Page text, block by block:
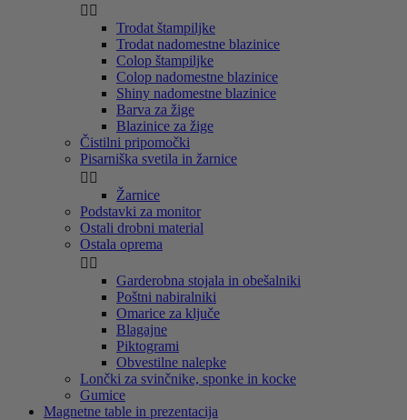
 
Trodat štampiljke
Trodat nadomestne blazinice
Colop štampiljke
Colop nadomestne blazinice
Shiny nadomestne blazinice
Barva za žige
Blazinice za žige
Čistilni pripomočki
Pisarniška svetila in žarnice
 
Žarnice
Podstavki za monitor
Ostali drobni material
Ostala oprema
 
Garderobna stojala in obešalniki
Poštni nabiralniki
Omarice za ključe
Blagajne
Piktogrami
Obvestilne nalepke
Lončki za svinčnike, sponke in kocke
Gumice
Magnetne table in prezentacija